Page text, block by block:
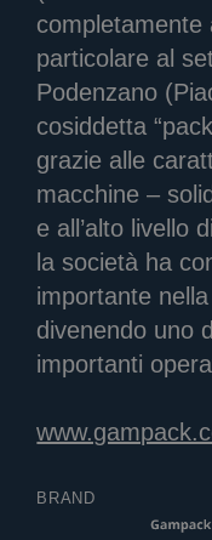
completamente
particolare al
Podenzano
cosiddetta
grazie alle
macchine –
e all’alto livello
la società ha
importante
divenendo uno
importanti
BRAND